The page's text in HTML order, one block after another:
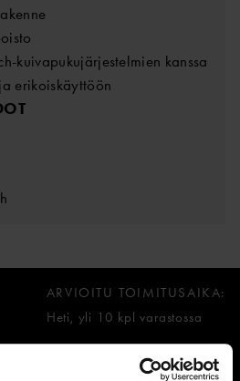
kuivapukujärjestelmien kanssa
erikoiskäyttöön
ARVIOITU TOIMITUSAIKA:
Heti, yli 10 kpl varastossa